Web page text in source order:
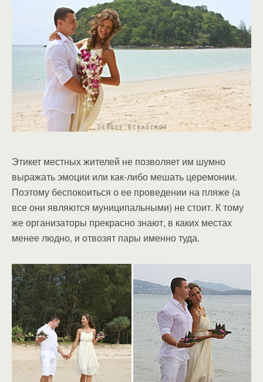
Этикет местных жителей не позволяет им шумно
выражать эмоции или как-либо мешать церемонии.
Поэтому беспокоиться о ее проведении на пляже (а
все они являются муниципальными) не стоит. К тому
же организаторы прекрасно знают, в каких местах
менее людно, и отвозят пары именно туда.